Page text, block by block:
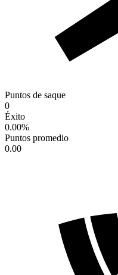
Puntos de saque
0
Éxito
0.00%
Puntos promedio
0.00